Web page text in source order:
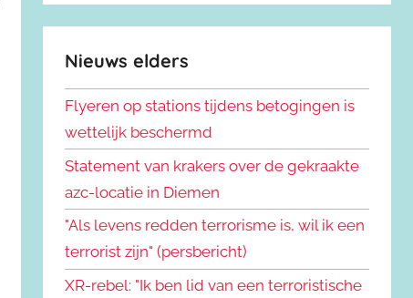
Nieuws elders
Flyeren op stations tijdens betogingen is
wettelijk beschermd
Statement van krakers over de gekraakte
azc-locatie in Diemen
"Als levens redden terrorisme is, wil ik een
terrorist zijn" (persbericht)
XR-rebel: "Ik ben lid van een terroristische